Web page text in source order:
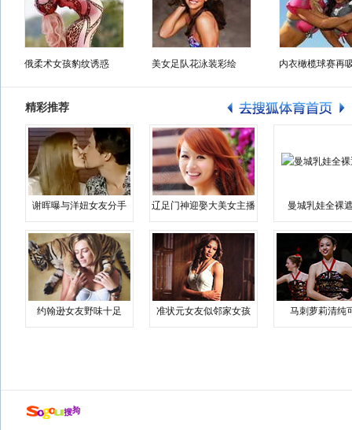
俄柔术女孩豹纹诱惑 美女足队花泳装彩绘 内衣橄榄球赛再
精彩推荐
谢晖曝与洋妞女友分手 辽足门神迎娶大美女主播 曼城乳娃全裸
约翰逊女友野味十足 准状元女友似邻家女孩 马刺萝莉清纯